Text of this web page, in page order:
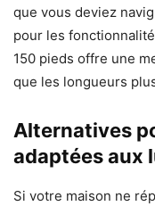
que vous deviez
pour les
150 pieds offre une
que les longueurs
Alternatives
adaptées aux
Si votre maison ne